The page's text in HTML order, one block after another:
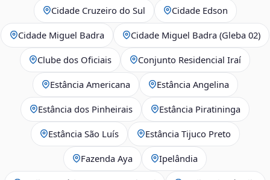
Cidade Cruzeiro do Sul Cidade Edson
Cidade Miguel Badra Cidade Miguel Badra (Gleba 02)
Clube dos Oficiais Conjunto Residencial Iraí
Estância Americana Estância Angelina
Estância dos Pinheirais Estância Piratininga
Estância São Luís Estância Tijuco Preto
Fazenda Aya Ipelândia